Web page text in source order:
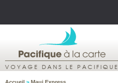
VOYAGE DANS LE PACIFIQUE